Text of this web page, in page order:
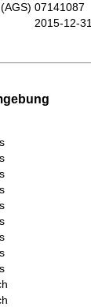
07141087
2015-12-31